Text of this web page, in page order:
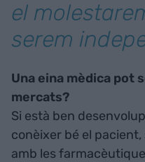
el
serem
Una eina mèdica pot
mercats?
Si està ben
conèixer bé el
amb les